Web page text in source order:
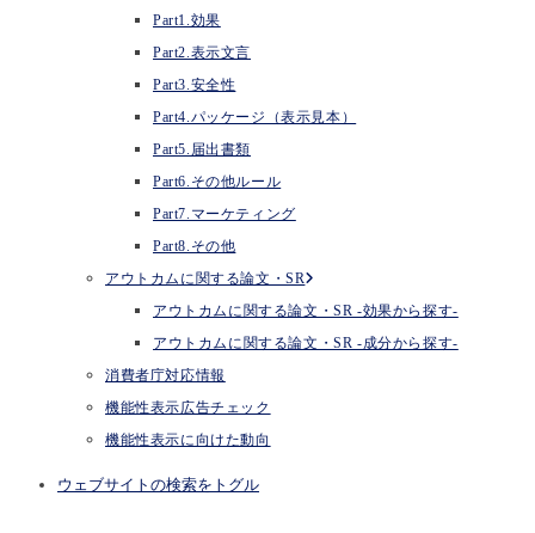
Part1.効果
Part2.表示文言
Part3.安全性
Part4.パッケージ（表示見本）
Part5.届出書類
Part6.その他ルール
Part7.マーケティング
Part8.その他
アウトカムに関する論文・SR
アウトカムに関する論文・SR -効果から探す-
アウトカムに関する論文・SR -成分から探す-
消費者庁対応情報
機能性表示広告チェック
機能性表示に向けた動向
ウェブサイトの検索をトグル